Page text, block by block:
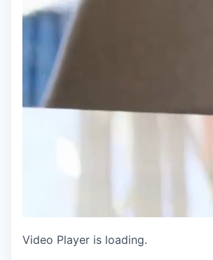
Video Player is loading.